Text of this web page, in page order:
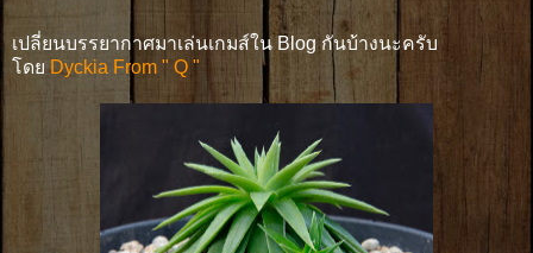
เปลี่ยนบรรยากาศมาเล่นเกมส์ใน Blog กันบ้างนะครับ
โดยDyckia From " Q "